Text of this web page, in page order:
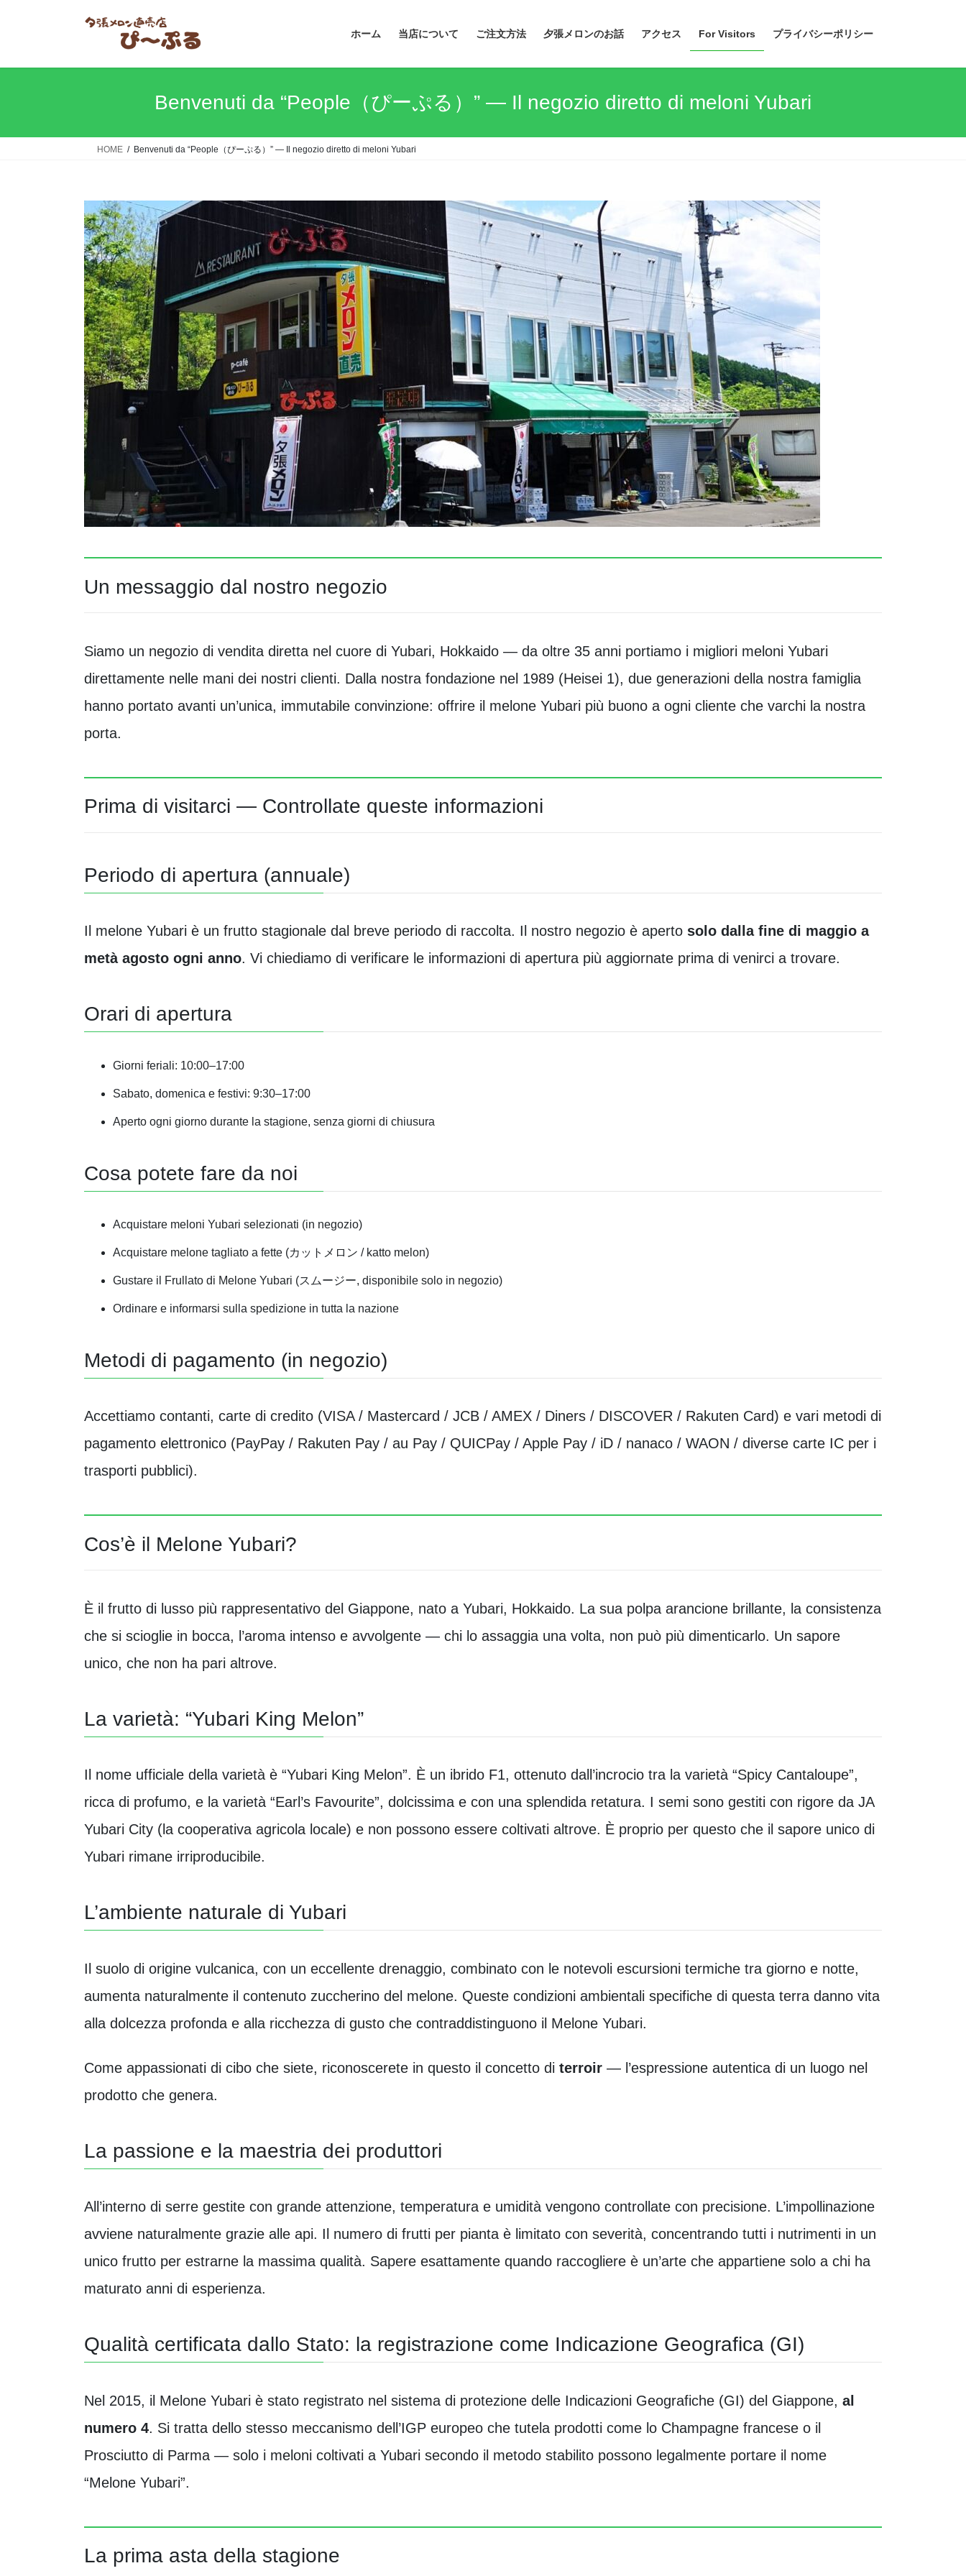
ホーム 当店について ご注文方法 夕張メロンのお話 アクセス For Visitors プライバシーポリシー
Benvenuti da “People（ぴーぷる）” — Il negozio diretto di meloni Yubari
HOME Benvenuti da “People（ぴーぷる）” — Il negozio diretto di meloni Yubari
Un messaggio dal nostro negozio
Siamo un negozio di vendita diretta nel cuore di Yubari, Hokkaido — da oltre 35 anni portiamo i migliori meloni Yubari
direttamente nelle mani dei nostri clienti. Dalla nostra fondazione nel 1989 (Heisei 1), due generazioni della nostra famiglia
hanno portato avanti un’unica, immutabile convinzione: offrire il melone Yubari più buono a ogni cliente che varchi la nostra
porta.
Prima di visitarci — Controllate queste informazioni
Periodo di apertura (annuale)
Il melone Yubari è un frutto stagionale dal breve periodo di raccolta. Il nostro negozio è aperto solo dalla fine di maggio a
metà agosto ogni anno. Vi chiediamo di verificare le informazioni di apertura più aggiornate prima di venirci a trovare.
Orari di apertura
Giorni feriali: 10:00–17:00
Sabato, domenica e festivi: 9:30–17:00
Aperto ogni giorno durante la stagione, senza giorni di chiusura
Cosa potete fare da noi
Acquistare meloni Yubari selezionati (in negozio)
Acquistare melone tagliato a fette (カットメロン / katto melon)
Gustare il Frullato di Melone Yubari (スムージー, disponibile solo in negozio)
Ordinare e informarsi sulla spedizione in tutta la nazione
Metodi di pagamento (in negozio)
Accettiamo contanti, carte di credito (VISA / Mastercard / JCB / AMEX / Diners / DISCOVER / Rakuten Card) e vari metodi di
pagamento elettronico (PayPay / Rakuten Pay / au Pay / QUICPay / Apple Pay / iD / nanaco / WAON / diverse carte IC per i
trasporti pubblici).
Cos’è il Melone Yubari?
È il frutto di lusso più rappresentativo del Giappone, nato a Yubari, Hokkaido. La sua polpa arancione brillante, la consistenza
che si scioglie in bocca, l’aroma intenso e avvolgente — chi lo assaggia una volta, non può più dimenticarlo. Un sapore
unico, che non ha pari altrove.
La varietà: “Yubari King Melon”
Il nome ufficiale della varietà è “Yubari King Melon”. È un ibrido F1, ottenuto dall’incrocio tra la varietà “Spicy Cantaloupe”,
ricca di profumo, e la varietà “Earl’s Favourite”, dolcissima e con una splendida retatura. I semi sono gestiti con rigore da JA
Yubari City (la cooperativa agricola locale) e non possono essere coltivati altrove. È proprio per questo che il sapore unico di
Yubari rimane irriproducibile.
L’ambiente naturale di Yubari
Il suolo di origine vulcanica, con un eccellente drenaggio, combinato con le notevoli escursioni termiche tra giorno e notte,
aumenta naturalmente il contenuto zuccherino del melone. Queste condizioni ambientali specifiche di questa terra danno vita
alla dolcezza profonda e alla ricchezza di gusto che contraddistinguono il Melone Yubari.
Come appassionati di cibo che siete, riconoscerete in questo il concetto di terroir — l’espressione autentica di un luogo nel
prodotto che genera.
La passione e la maestria dei produttori
All’interno di serre gestite con grande attenzione, temperatura e umidità vengono controllate con precisione. L’impollinazione
avviene naturalmente grazie alle api. Il numero di frutti per pianta è limitato con severità, concentrando tutti i nutrimenti in un
unico frutto per estrarne la massima qualità. Sapere esattamente quando raccogliere è un’arte che appartiene solo a chi ha
maturato anni di esperienza.
Qualità certificata dallo Stato: la registrazione come Indicazione Geografica (GI)
Nel 2015, il Melone Yubari è stato registrato nel sistema di protezione delle Indicazioni Geografiche (GI) del Giappone, al
numero 4. Si tratta dello stesso meccanismo dell’IGP europeo che tutela prodotti come lo Champagne francese o il
Prosciutto di Parma — solo i meloni coltivati a Yubari secondo il metodo stabilito possono legalmente portare il nome
“Melone Yubari”.
La prima asta della stagione